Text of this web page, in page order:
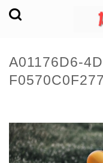
A01176D6-